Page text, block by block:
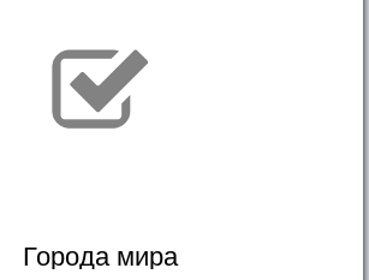
Города мира